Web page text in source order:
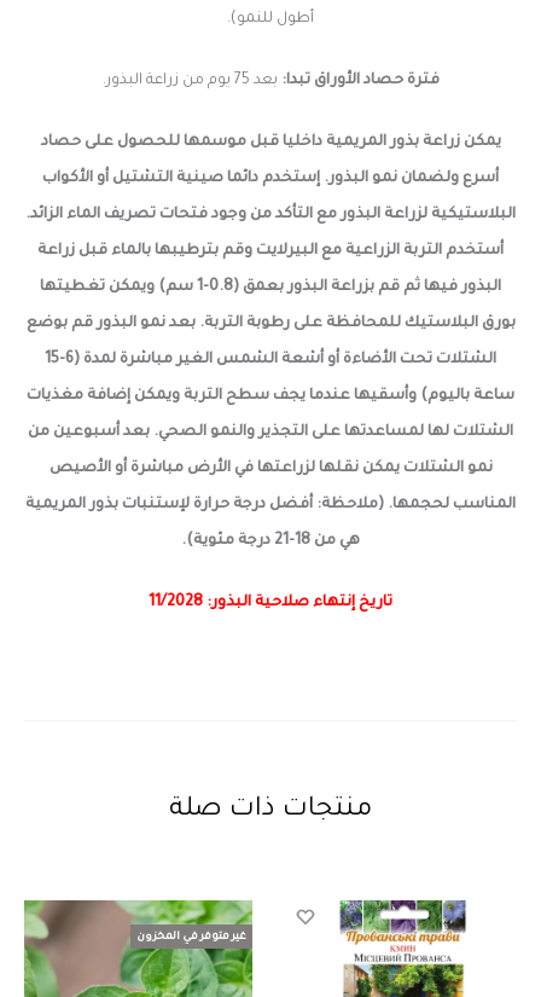
أطول للنمو).
فترة حصاد الأوراق تبدا: بعد 75 يوم من زراعة البذور.
يمكن زراعة بذور المريمية داخليا قبل موسمها للحصول على حصاد
أسرع ولضمان نمو البذور. إستخدم دائما صينية التشتيل أو الأكواب
البلاستيكية لزراعة البذور مع التأكد من وجود فتحات تصريف الماء الزائد.
أستخدم التربة الزراعية مع البيرلايت وقم بترطيبها بالماء قبل زراعة
البذور فيها ثم قم بزراعة البذور بعمق (0.8-1 سم) ويمكن تغطيتها
بورق البلاستيك للمحافظة على رطوبة التربة. بعد نمو البذور قم بوضع
الشتلات تحت الأضاءة أو أشعة الشمس الغير مباشرة لمدة (6-15
ساعة باليوم) وأسقيها عندما يجف سطح التربة ويمكن إضافة مغذيات
الشتلات لها لمساعدتها على التجذير والنمو الصحي. بعد أسبوعين من
نمو الشتلات يمكن نقلها لزراعتها في الأرض مباشرة أو الأصيص
المناسب لحجمها. (ملاحظة: أفضل درجة حرارة لإستنبات بذور المريمية
هي من 18-21 درجة مئوية).
تاريخ إنتهاء صلاحية البذور: 11/2028
منتجات ذات صلة
غير متوفر في المخزون